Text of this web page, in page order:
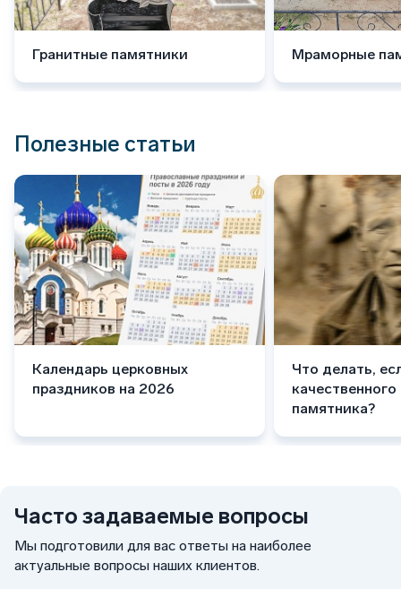
Гранитные памятники Мраморные
Полезные статьи
Календарь церковных
праздников на 2026
Что делать,
памятника?
Часто задаваемые вопросы
Мы подготовили для вас ответы на наиболее
актуальные вопросы наших клиентов.